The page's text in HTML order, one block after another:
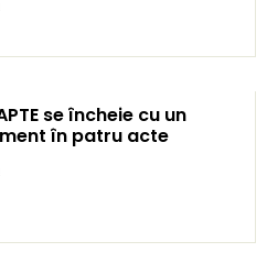
se încheie cu un
în patru acte